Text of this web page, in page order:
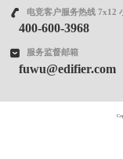
电竞客户服务热线 7x12
400-600-3968
服务监督邮箱
fuwu@edifier.com